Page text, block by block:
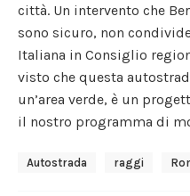
città. Un intervento che
sono sicuro, non
Italiana in Consiglio
visto che questa
un’area verde, è un
il nostro programma di
Autostrada Raggi